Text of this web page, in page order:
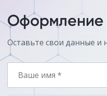
Оформление
Оставьте свои данные